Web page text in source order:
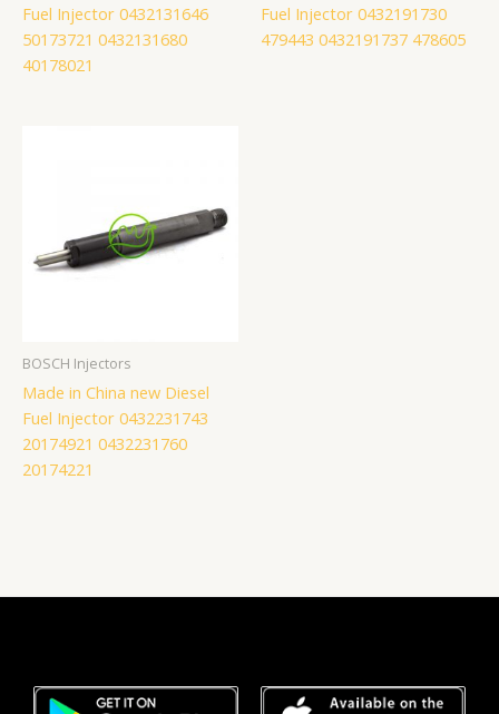
Fuel Injector 0432131646
50173721 0432131680
40178021
Fuel Injector 0432191730
479443 0432191737 478605
BOSCH Injectors
Made in China new Diesel
Fuel Injector 0432231743
20174921 0432231760
20174221